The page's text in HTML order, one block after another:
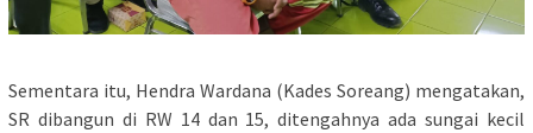
Sementara itu, Hendra Wardana (Kades Soreang) mengatakan,
SR dibangun di RW 14 dan 15, ditengahnya ada sungai kecil